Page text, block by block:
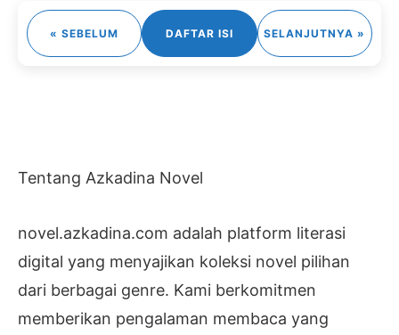
« SEBELUM DAFTAR ISI SELANJUTNYA »
Tentang Azkadina Novel
novel.azkadina.com adalah platform literasi
digital yang menyajikan koleksi novel pilihan
dari berbagai genre. Kami berkomitmen
memberikan pengalaman membaca yang